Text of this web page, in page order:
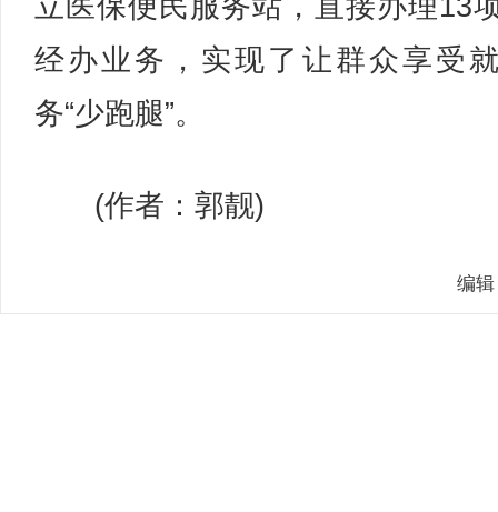
立医保便民服务站，直接办理13
经办业务，实现了让群众享受
务“少跑腿”。
(作者：郭靓)
编